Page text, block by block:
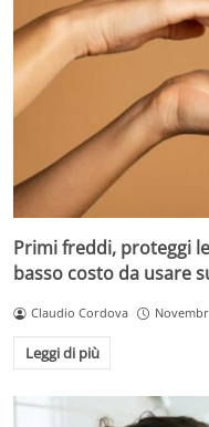
Primi freddi, proteggi
basso costo da usare
Claudio Cordova
Leggi di più